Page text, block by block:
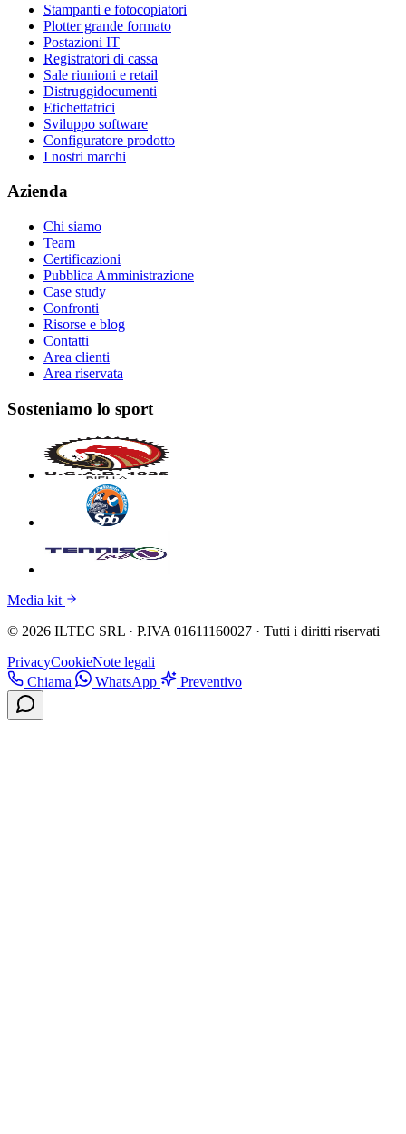
Stampanti e fotocopiatori
Plotter grande formato
Postazioni IT
Registratori di cassa
Sale riunioni e retail
Distruggidocumenti
Etichettatrici
Sviluppo software
Configuratore prodotto
I nostri marchi
Azienda
Chi siamo
Team
Certificazioni
Pubblica Amministrazione
Case study
Confronti
Risorse e blog
Contatti
Area clienti
Area riservata
Sosteniamo lo sport
Media kit
© 2026 ILTEC SRL · P.IVA 01611160027 · Tutti i diritti riservati
PrivacyCookieNote legali
Chiama
WhatsApp Preventivo